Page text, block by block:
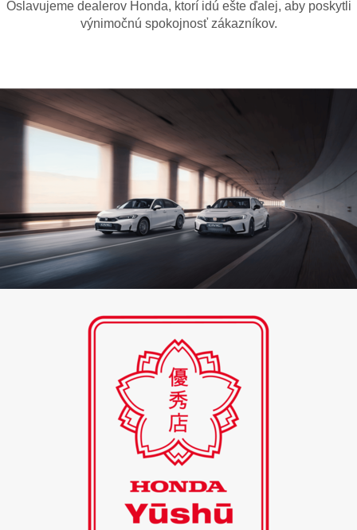
Oslavujeme dealerov Honda, ktorí idú ešte ďalej, aby poskytli
výnimočnú spokojnosť zákazníkov.